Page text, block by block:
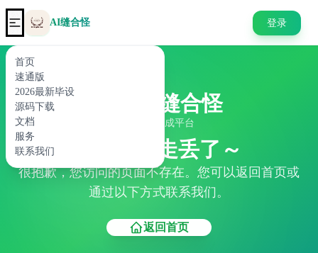
首页
速通版
2026最新毕设
源码下载
文档
服务
联系我们
AI缝合怪 登录
AI缝合怪
代码生成平台
404 页面走丢了～
很抱歉，您访问的页面不存在。您可以返回首页或
通过以下方式联系我们。
返回首页